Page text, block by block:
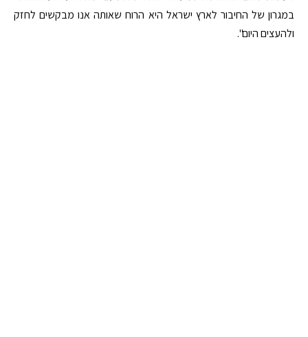
במגרון של החיבור לארץ ישראל היא הרוח שאותה אנו מבקשים לחזק
ולהעצים היום".